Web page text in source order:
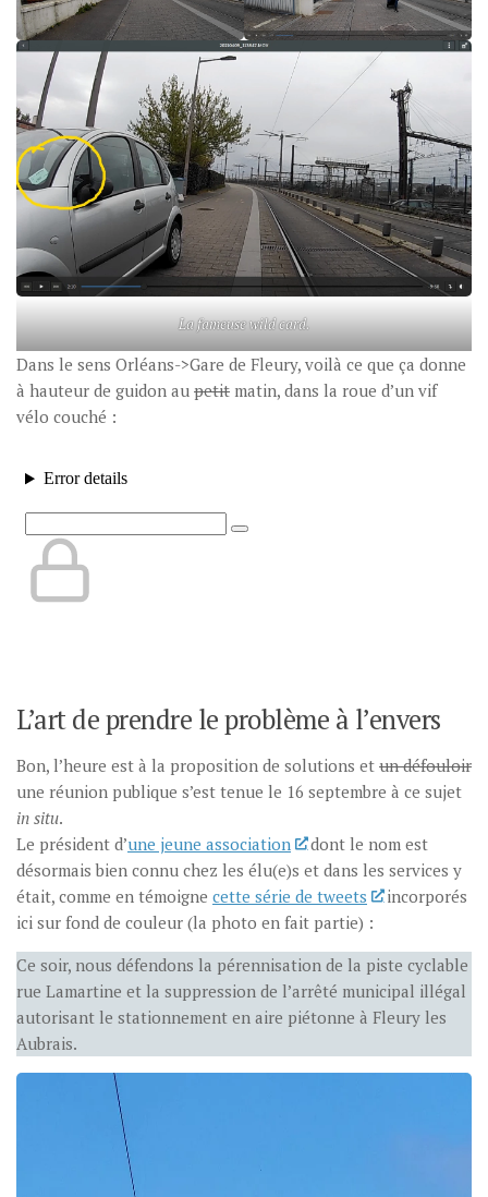
La fameusewild card.
Dans le sens Orléans->Gare de Fleury, voilà ce que ça donne
à hauteur de guidon au petit matin, dans la roue d’un vif
vélo couché :
L’art de prendre le problème à l’envers
Bon, l’heure est à la proposition de solutions et un défouloir
une réunion publique s’est tenue le 16 septembre à ce sujet
in situ.
Le président d’une jeune association
dont le nom est
désormais bien connu chez les élu(e)s et dans les services y
était, comme en témoigne cette série de tweets
incorporés
ici sur fond de couleur (la photo en fait partie) :
Ce soir, nous défendons la pérennisation de la piste cyclable
rue Lamartine et la suppression de l’arrêté municipal illégal
autorisant le stationnement en aire piétonne à Fleury les
Aubrais.